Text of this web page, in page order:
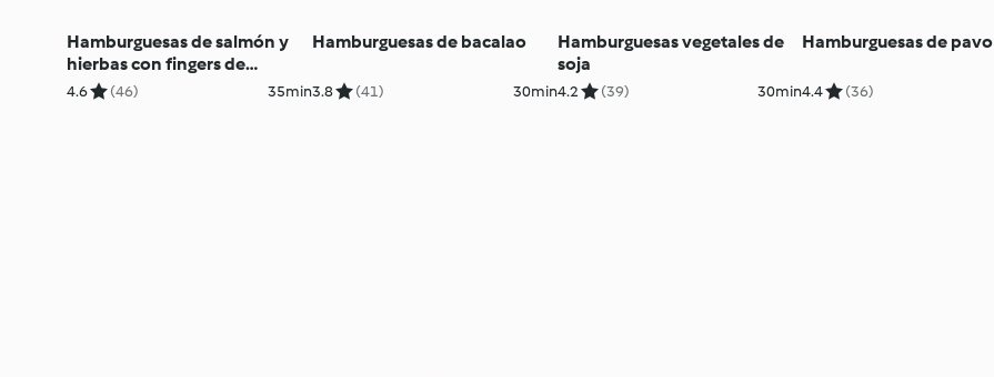
Hamburguesas de salmón y
hierbas con fingers de
calabacín
4.6 (46) 35min
Hamburguesas de bacalao
3.8 (41) 30min
Hamburguesas vegetales de
soja
4.2 (39) 30min
Hamburguesas de pavo
4.4 (36)